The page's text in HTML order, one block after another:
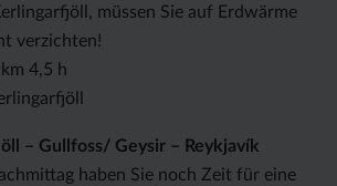
müssen Sie auf Erdwärme
verzichten!
4,5 h
– Gullfoss/ Geysir – Reykjavík
haben Sie noch Zeit für eine